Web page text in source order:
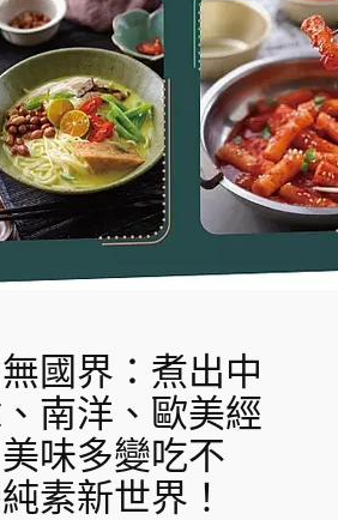
國界：煮出中
南洋、歐美經
味多變吃不
素新世界！